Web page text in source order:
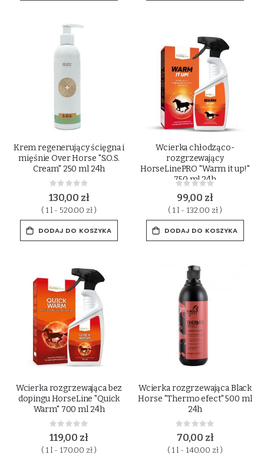
Krem regenerujący ścięgna i
mięśnie Over Horse "S.O.S.
Cream" 250 ml 24h
Rating:
0%
130,00 zł
( 1 l - 520.00 zł )
DODAJ DO KOSZYKA
Wcierka chłodząco-
rozgrzewający
HorseLinePRO "Warm it up!"
750 ml 24h
Rating:
0%
99,00 zł
( 1 l - 132.00 zł )
DODAJ DO KOSZYKA
Wcierka rozgrzewająca bez
dopingu HorseLine "Quick
Warm" 700 ml 24h
Rating:
0%
119,00 zł
( 1 l - 170.00 zł )
Wcierka rozgrzewająca Black
Horse "Thermo efect" 500 ml
24h
Rating:
0%
70,00 zł
( 1 l - 140.00 zł )